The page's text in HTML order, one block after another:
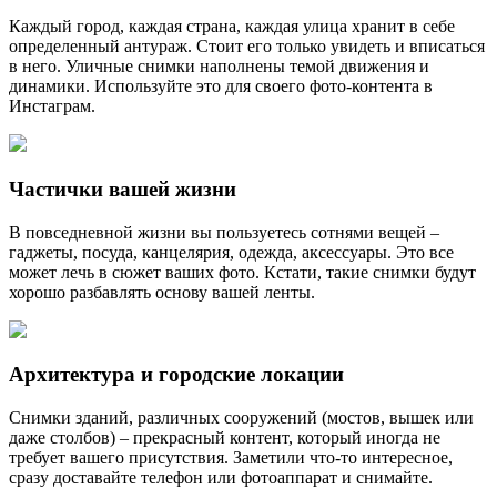
Каждый город, каждая страна, каждая улица хранит в себе
определенный антураж. Стоит его только увидеть и вписаться
в него. Уличные снимки наполнены темой движения и
динамики. Используйте это для своего фото-контента в
Инстаграм.
Частички вашей жизни
В повседневной жизни вы пользуетесь сотнями вещей –
гаджеты, посуда, канцелярия, одежда, аксессуары. Это все
может лечь в сюжет ваших фото. Кстати, такие снимки будут
хорошо разбавлять основу вашей ленты.
Архитектура и городские локации
Снимки зданий, различных сооружений (мостов, вышек или
даже столбов) – прекрасный контент, который иногда не
требует вашего присутствия. Заметили что-то интересное,
сразу доставайте телефон или фотоаппарат и снимайте.